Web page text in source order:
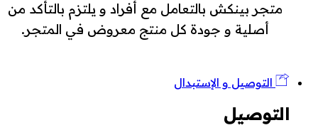
متجر بينكش بالتعامل مع أفراد و يلتزم بالتأكد من
أصلية و جودة كل منتج معروض في المتجر.
التوصيل و الإستبدال
التوصيل